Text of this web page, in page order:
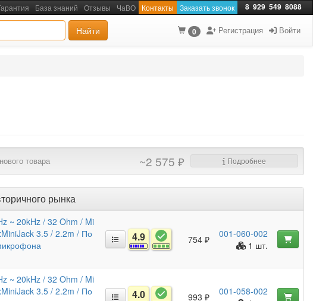
База знаний Отзывы ЧаВО Контакты Заказать звонок 8 929 549 8088
Найти 0 Регистрация Войти
товара ~2 575 ₽ Подробнее
рынка
~ 20kHz / 32 Ohm / Mi
3.5 / 2.2m / По
4.9 754 ₽
001-060-002
1 шт.
~ 20kHz / 32 Ohm / Mi
3.5 / 2.2m / По
4.0 993 ₽
001-058-002